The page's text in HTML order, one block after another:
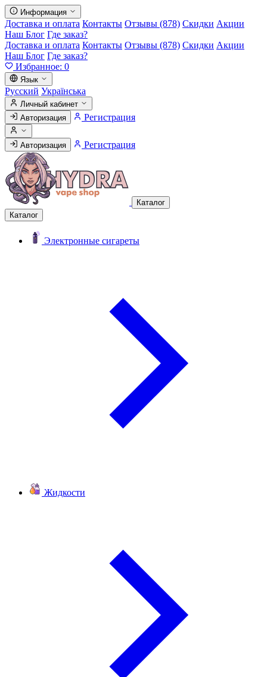
Информация
Доставка и оплата Контакты Отзывы (878) Скидки Акции
Наш Блог Где заказ?
Доставка и оплата Контакты Отзывы (878) Скидки Акции
Наш Блог Где заказ?
Избранное: 0
Язык
Русский Українська
Личный кабинет
Авторизация
Регистрация
Авторизация Регистрация
Каталог
Каталог
Электронные сигареты
Жидкости